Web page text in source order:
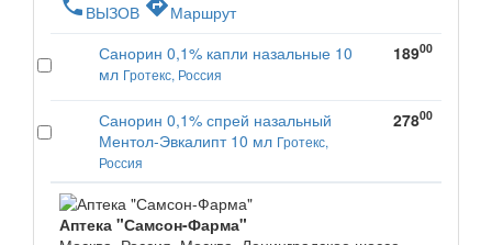
phone ВЫЗОВ directionsМаршрут
Санорин 0,1% капли назальные 10
мл Гротекс, Россия
18900
Санорин 0,1% спрей назальный
Ментол-Эвкалипт 10 мл Гротекс,
Россия
27800
Аптека "Самсон-Фарма"